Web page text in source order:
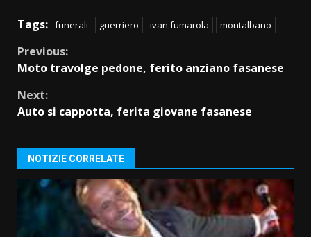
Tags: funerali guerriero ivan fumarola montalbano
Continue
Reading
Previous:
Moto travolge pedone, ferito anziano fasanese
Next:
Auto si cappotta, ferita giovane fasanese
NOTIZIE CORRELATE